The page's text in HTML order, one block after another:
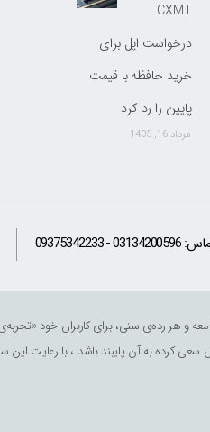
CXMT
درخواست اپل برای
خرید حافظه با قیمت
پایین را رد کرد
مرداد 16, 1405
09375342233 - 03134200596
جامعه و هر رده‌ی سنی، برای کاربران
کرده به آن پایبند باشد ، با رعایت